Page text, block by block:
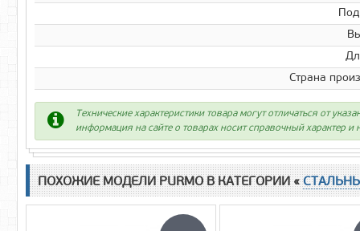
Страна
Технические характеристики товара могут отличаться от
информация на сайте о товарах носит справочный характер
ПОХОЖИЕ МОДЕЛИ PURMO В КАТЕГОРИИ «